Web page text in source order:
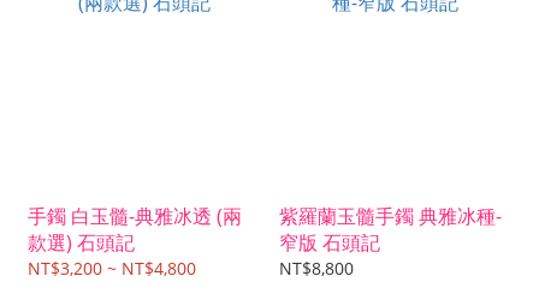
手鐲 白玉髓-典雅冰透 (兩
款選) 石頭記
NT$3,200 ~ NT$4,800
紫羅蘭玉髓手鐲 典雅冰種-
窄版 石頭記
NT$8,800